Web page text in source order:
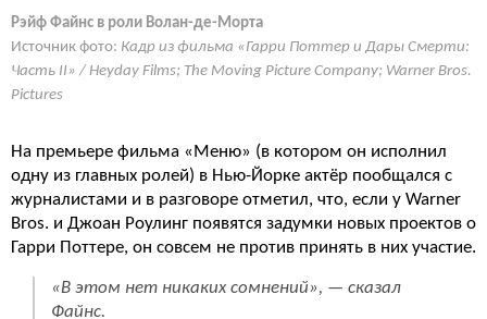
Рэйф Файнс в роли Волан-де-Морта
Источник фото: Кадр из фильма «Гарри Поттер и Дары Смерти:
Часть II» / Heyday Films; The Moving Picture Company; Warner Bros.
Pictures
На премьере фильма «Меню» (в котором он исполнил
одну из главных ролей) в Нью-Йорке актёр пообщался с
журналистами и в разговоре отметил, что, если у Warner
Bros. и Джоан Роулинг появятся задумки новых проектов о
Гарри Поттере, он совсем не против принять в них участие.
«В этом нет никаких сомнений», — сказал
Файнс.